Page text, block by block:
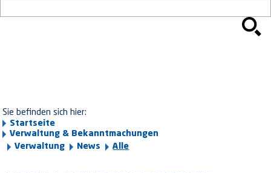
Sie befinden sich hier:
Startseite
Verwaltung & Bekanntmachungen
Verwaltung
News Alle